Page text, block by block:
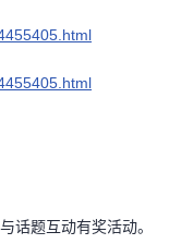
话题互动有奖活动。